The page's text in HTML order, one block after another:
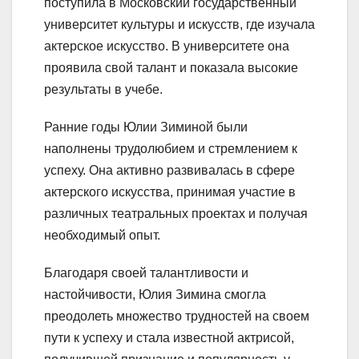
поступила в Московский государственный
университет культуры и искусств, где изучала
актерское искусство. В университете она
проявила свой талант и показала высокие
результаты в учебе.
Ранние годы Юлии Зиминой были
наполнены трудолюбием и стремлением к
успеху. Она активно развивалась в сфере
актерского искусства, принимая участие в
различных театральных проектах и получая
необходимый опыт.
Благодаря своей талантливости и
настойчивости, Юлия Зимина смогла
преодолеть множество трудностей на своем
пути к успеху и стала известной актрисой,